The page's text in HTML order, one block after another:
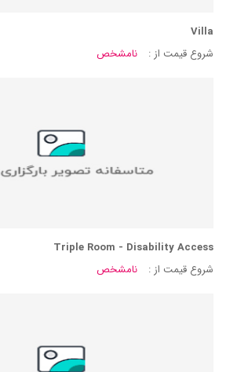
Villa
شروع قیمت از :
نامشخص
Triple Room - Disability Access
شروع قیمت از :
نامشخص